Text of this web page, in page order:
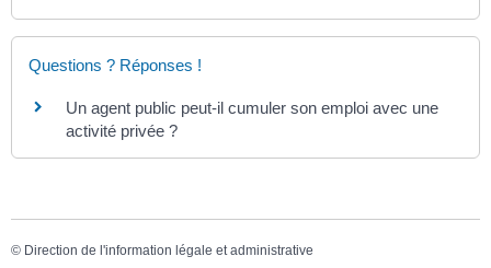
Questions ? Réponses !
Un agent public peut-il cumuler son emploi avec une
activité privée ?
© Direction de l'information légale et administrative